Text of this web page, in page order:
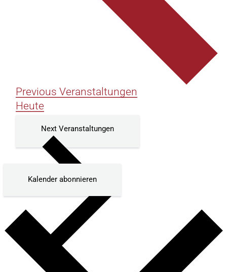
Previous Veranstaltungen
Heute
Next Veranstaltungen
Kalender abonnieren